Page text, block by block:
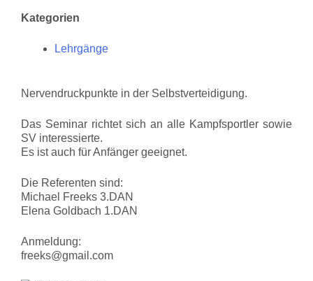
Kategorien
Lehrgänge
Nervendruckpunkte in der Selbstverteidigung.
Das Seminar richtet sich an alle Kampfsportler sowie
SV interessierte.
Es ist auch für Anfänger geeignet.
Die Referenten sind:
Michael Freeks 3.DAN
Elena Goldbach 1.DAN
Anmeldung:
freeks@gmail.com